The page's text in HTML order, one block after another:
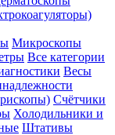
Микроскопы
Все категории
Весы
Счётчики
Холодильники и
Штативы